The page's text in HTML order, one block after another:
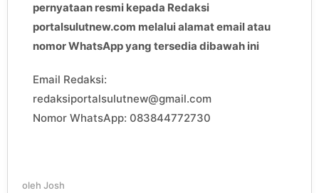
pernyataan resmi kepada Redaksi
portalsulutnew.com melalui alamat email atau
nomor WhatsApp yang tersedia dibawah ini
Email Redaksi:
redaksiportalsulutnew@gmail.com
Nomor WhatsApp: 083844772730
oleh Josh